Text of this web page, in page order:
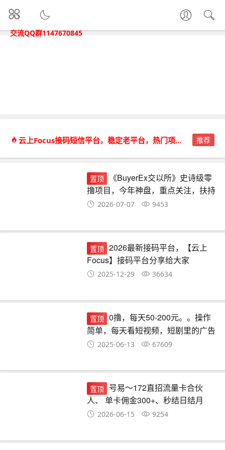
交流QQ群1147670845
云上Focus接码短信平台，稳定老平台，热门项目都能接。 推荐
置顶
《BuyerEx交以所》史诗级零
撸项目，今年神盘，重点关注，扶持
拉满2026-07-07 9453
置顶 2026最新接码平台，【云上
Focus】接码平台分享给大家
2025-12-29 36634
置顶 0撸，每天50-200元。。操作
简单，每天看短视频，短剧里的广告
就可以。超简单
2025-06-13 67609
置顶 号易～172直招流量卡合伙
人、 单卡佣金300+、秒结日结月
结、可裂变可自由发展下级代理、长
2026-06-15 9254